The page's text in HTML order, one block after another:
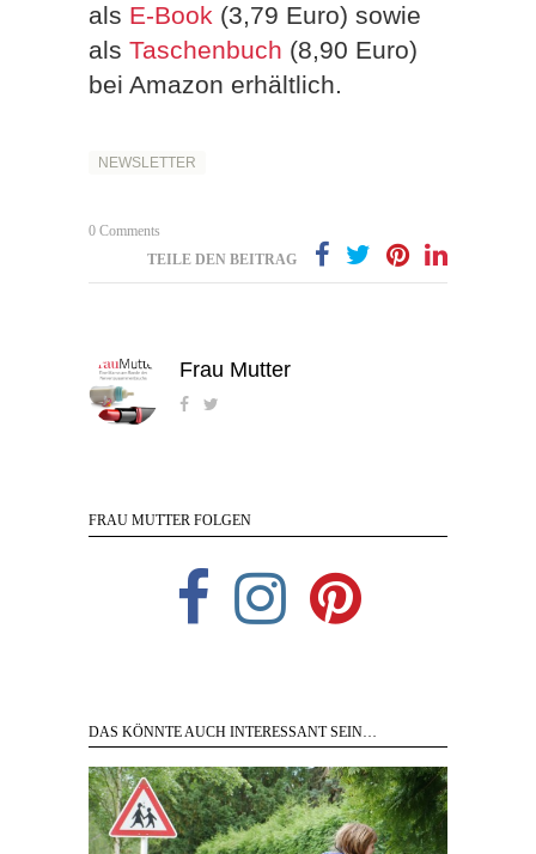
als E-Book (3,79 Euro) sowie
als Taschenbuch (8,90 Euro)
bei Amazon erhältlich.
NEWSLETTER
0 Comments
TEILE DEN BEITRAG
Frau Mutter
FRAU MUTTER FOLGEN
DAS KÖNNTE AUCH INTERESSANT SEIN…